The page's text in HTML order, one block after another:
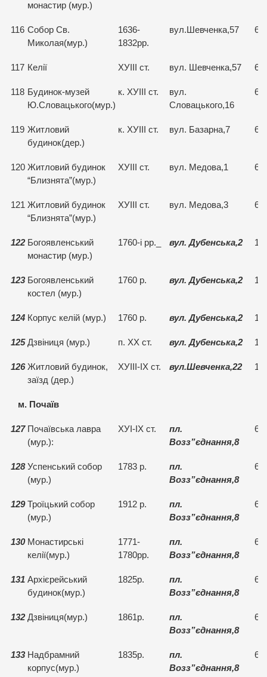
монастир (мур.)
116 Собор Св.
Миколая(мур.)
1636-
1832рр.
вул.Шевченка,57
117 Келії ХУІІІ ст. вул. Шевченка,57
118 Будинок-музей
Ю.Словацького(мур.)
к. ХУІІІ ст.
вул.
Словацького,16
119 Житловий
будинок(дер.)
к. ХУІІІ ст. вул. Базарна,7
120 Житловий будинок
“Близнята”(мур.)
ХУІІІ ст. вул. Медова,1
121 Житловий будинок
“Близнята”(мур.)
ХУІІІ ст. вул. Медова,3
122 Богоявленський
монастир (мур.)
1760-і рр._ вул. Дубенська,2
123 Богоявленський
костел (мур.)
1760 р. вул. Дубенська,2
124 Корпус келій (мур.) 1760 р. вул. Дубенська,2
125 Дзвіниця (мур.) п. ХХ ст. вул. Дубенська,2
126 Житловий будинок,
заїзд (дер.)
ХУІІІ-ІХ ст. вул.Шевченка,22
м. Почаїв
127 Почаївська лавра
(мур.):
ХУІ-ІХ ст.
пл.
Возз”єднання,8
128 Успенський собор
(мур.)
1783 р.
пл.
Возз”єднання,8
129 Троїцький собор
(мур.)
1912 р.
пл.
Возз”єднання,8
130 Монастирські
келії(мур.)
1771-
1780рр.
пл.
Возз”єднання,8
131 Архієрейський
будинок(мур.)
1825р.
пл.
Возз”єднання,8
132 Дзвіниця(мур.) 1861р.
пл.
Возз”єднання,8
133 Надбрамний
корпус(мур.)
1835р.
пл.
Возз”єднання,8